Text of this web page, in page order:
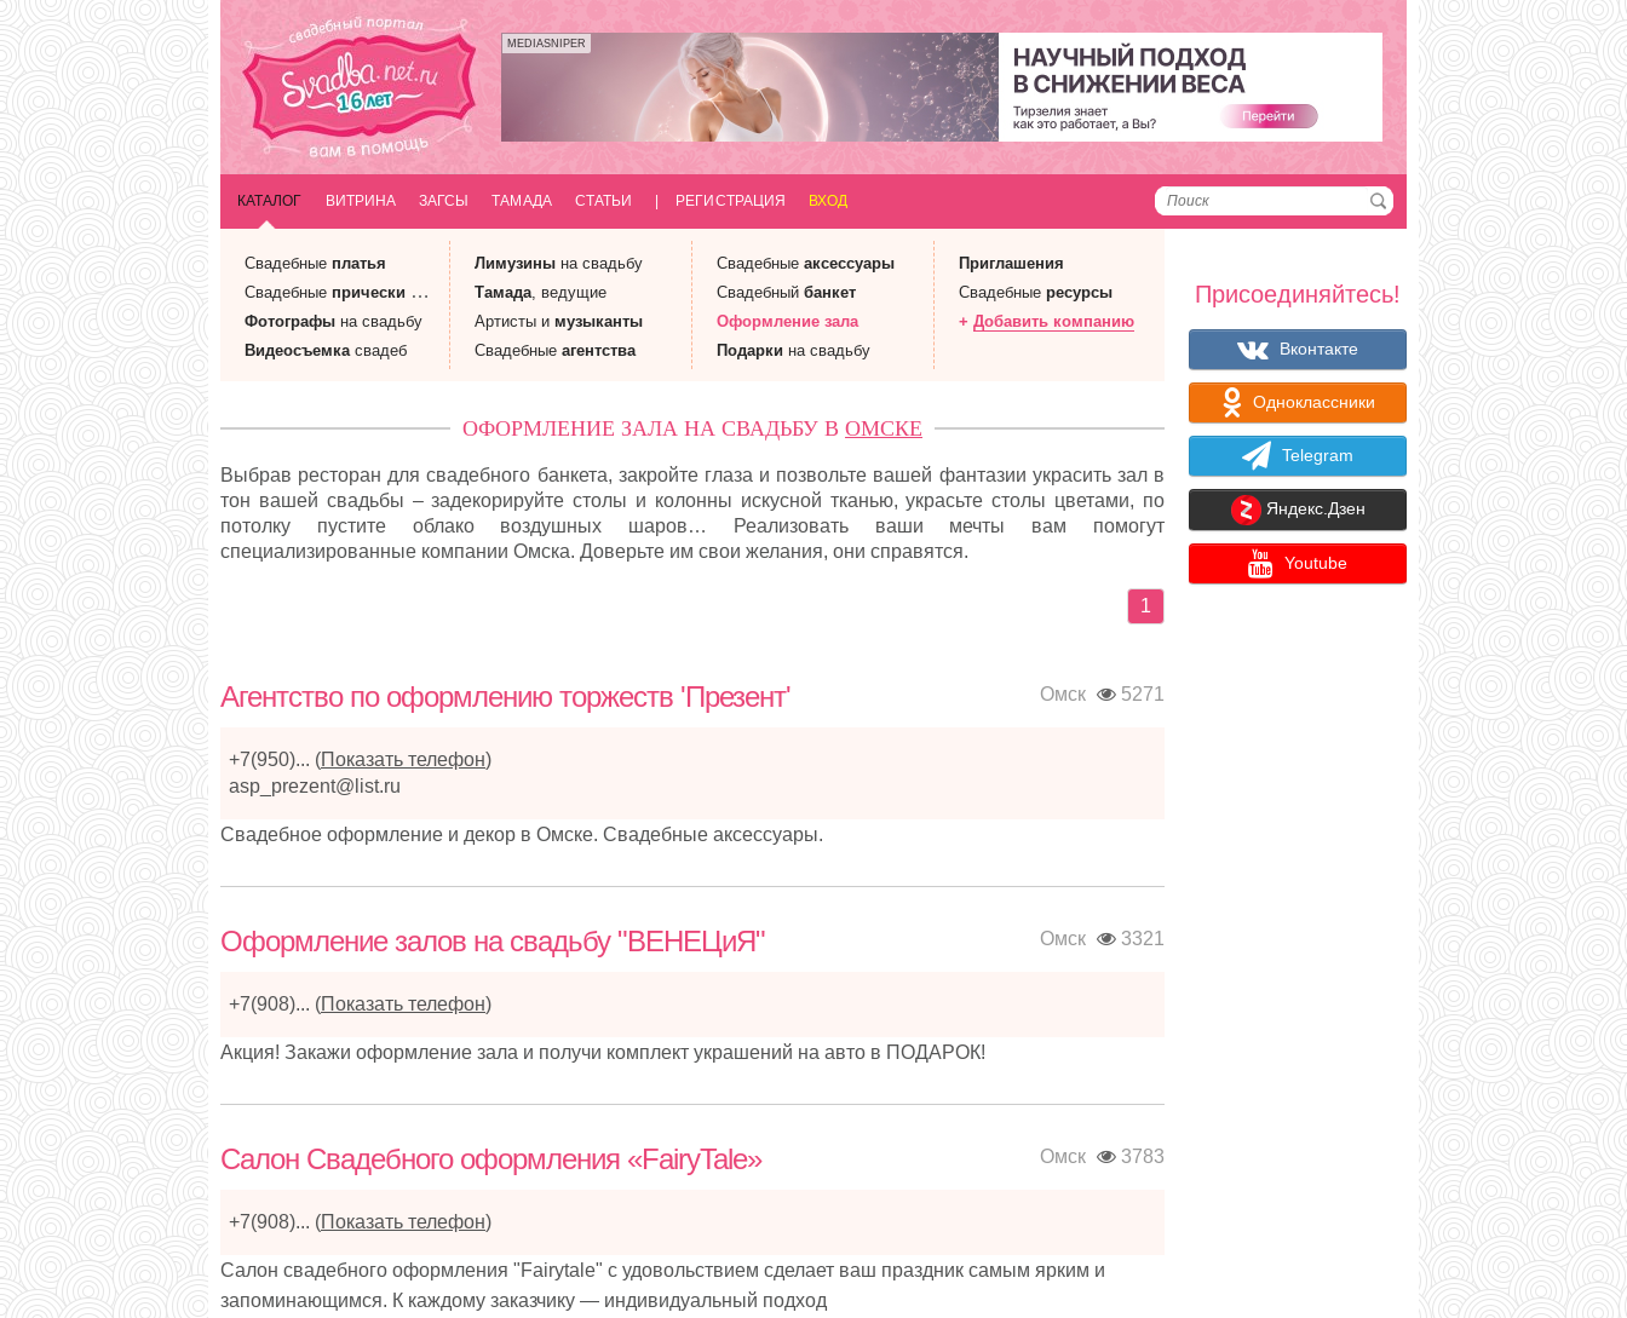
MEDIASNIPER
КАТАЛОГ ВИТРИНА ЗАГСЫ ТАМАДА СТАТЬИ РЕГИСТРАЦИЯ ВХОД
Свадебные платья
Свадебные прически
Фотографы на свадьбу
Видеосъемкасвадеб
Лимузины на свадьбу
Тамада, ведущие
Артисты и музыканты
Свадебные агентства
Свадебные аксессуары
Свадебный банкет
Оформление зала
Подарки на свадьбу
Приглашения
Свадебные ресурсы
+ Добавить компанию
ОФОРМЛЕНИЕ ЗАЛА НА СВАДЬБУ В ОМСКЕ
Выбрав ресторан для свадебного банкета, закройте глаза и позвольте вашей фантазии украсить зал в
тон вашей свадьбы – задекорируйте столы и колонны искусной тканью, украсьте столы цветами, по
потолку пустите облако воздушных шаров… Реализовать ваши мечты вам помогут
специализированные компании Омска. Доверьте им свои желания, они справятся.
1
Омск 5271
Агентство по оформлению торжеств 'Презент'
+7(950)... (Показать телефон)
asp_prezent@list.ru
Свадебное оформление и декор в Омске. Свадебные аксессуары.
Омск 3321
Оформление залов на свадьбу "ВЕНЕЦиЯ"
+7(908)... (Показать телефон)
Акция! Закажи оформление зала и получи комплект украшений на авто в ПОДАРОК!
Омск 3783
Салон Свадебного оформления «FairyTale»
+7(908)... (Показать телефон)
Салон свадебного оформления "Fairytale" с удовольствием сделает ваш праздник самым ярким и
запоминающимся. К каждому заказчику — индивидуальный подход
Присоединяйтесь!
Вконтакте
Одноклассники
Telegram
Яндекс.Дзен
Youtube